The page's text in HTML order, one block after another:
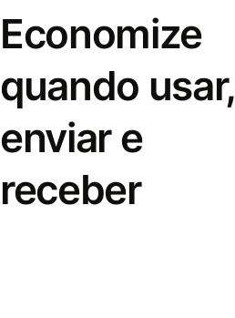
Economize
quando usar,
enviar e
receber